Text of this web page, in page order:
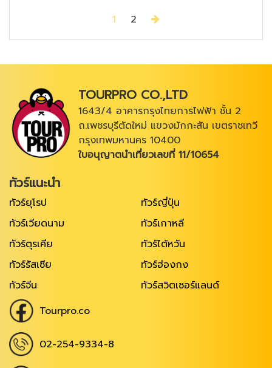
1 2
TOURPRO CO.,LTD
1643/4 อาคารกรุงไทยการไฟฟ้า ชั้น 2
ถ.เพชรบุรีตัดใหม่ แขวงมักกะสัน เขตราชเทวี
กรุงเทพมหานคร 10400
ใบอนุญาตนำเที่ยวเลขที่ 11/10654
ทัวร์แนะนำ
ทัวร์ยุโรป
ทัวร์ญี่ปุ่น
ทัวร์เวียดนาม
ทัวร์เกาหลี
ทัวร์ตุรเคีย
ทัวร์ไต้หวัน
ทัวร์รัสเซีย
ทัวร์ฮ่องกง
ทัวร์จีน
ทัวร์สวิตเซอร์แลนด์
Tourpro.co
02-254-9334-8